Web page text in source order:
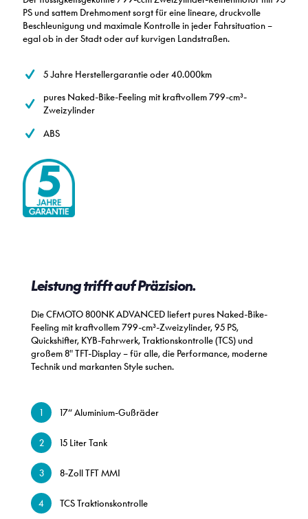
PS und sattem Drehmoment sorgt für eine lineare, druckvolle
Beschleunigung und maximale Kontrolle in jeder Fahrsituation –
egal ob in der Stadt oder auf kurvigen Landstraßen.
5 Jahre Herstellergarantie oder 40.000km
pures Naked-Bike-Feeling mit kraftvollem 799-cm³-
Zweizylinder
ABS
Leistung trifft auf Präzision.
Die CFMOTO 800NK ADVANCED liefert pures Naked-Bike-
Feeling mit kraftvollem 799-cm³-Zweizylinder, 95 PS,
Quickshifter, KYB-Fahrwerk, Traktionskontrolle (TCS) und
großem 8" TFT-Display – für alle, die Performance, moderne
Technik und markanten Style suchen.
17“ Aluminium-Gußräder
15 Liter Tank
8-Zoll TFT MMI
TCS Traktionskontrolle